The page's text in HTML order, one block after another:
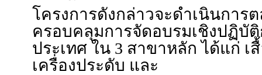
โครงการดังกล่าวจะดำเนินการ
ครอบคลุมการจัดอบรมเชิงปฏิบั
ประเทศ ใน 3 สาขาหลัก ได้แก่ เ
เครื่องประดับ และ